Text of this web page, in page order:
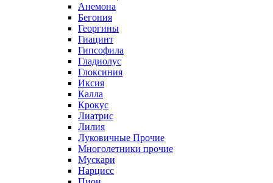
Анемона
Бегония
Георгины
Гиацинт
Гипсофила
Гладиолус
Глоксиния
Иксия
Калла
Крокус
Лиатрис
Лилия
Луковичные Прочие
Многолетники прочие
Мускари
Нарцисс